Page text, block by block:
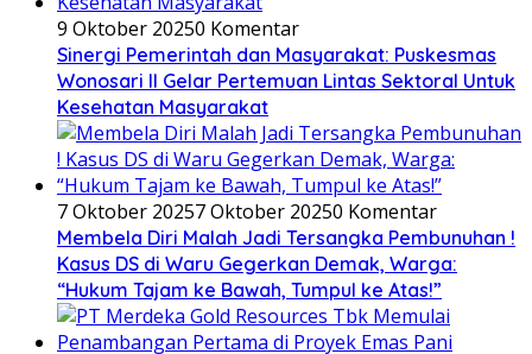
9 Oktober 20250 Komentar
Sinergi Pemerintah dan Masyarakat: Puskesmas
Wonosari II Gelar Pertemuan Lintas Sektoral Untuk
Kesehatan Masyarakat
7 Oktober 20257 Oktober 20250 Komentar
Membela Diri Malah Jadi Tersangka Pembunuhan !
Kasus DS di Waru Gegerkan Demak, Warga:
“Hukum Tajam ke Bawah, Tumpul ke Atas!”